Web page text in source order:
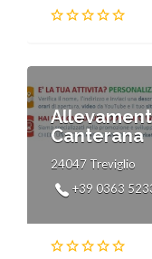
Canterana
24047 Treviglio
+39 0363